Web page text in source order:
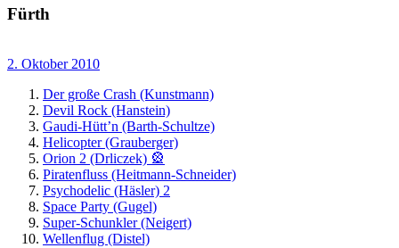
Jahre
Fürth
2. Oktober 2010
Der große Crash (Kunstmann)
Devil Rock (Hanstein)
Gaudi-Hütt’n (Barth-Schultze)
Helicopter (Grauberger)
Orion 2 (Drliczek) 🎡
Piratenfluss (Heitmann-Schneider)
Psychodelic (Häsler) 2
Space Party (Gugel)
Super-Schunkler (Neigert)
Wellenflug (Distel)